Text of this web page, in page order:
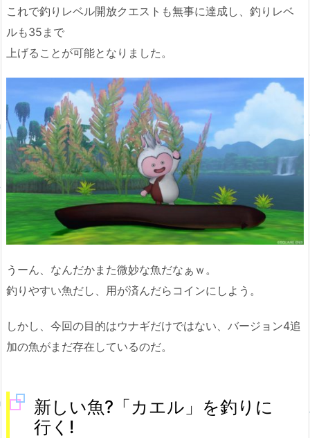
これで釣りレベル開放クエストも無事に達成し、釣りレベ
ルも35まで
上げることが可能となりました。
うーん、なんだかまた微妙な魚だなぁｗ。
釣りやすい魚だし、用が済んだらコインにしよう。
しかし、今回の目的はウナギだけではない、バージョン4追
加の魚がまだ存在しているのだ。
新しい魚?「カエル」を釣りに
行く!